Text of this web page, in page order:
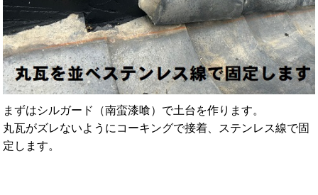
まずはシルガード（南蛮漆喰）で土台を作ります。
丸瓦がズレないようにコーキングで接着、ステンレス線で固
定します。